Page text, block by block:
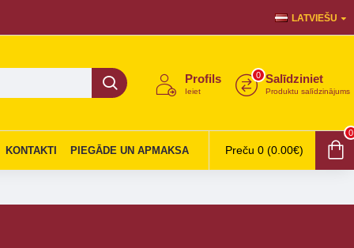
LATVIEŠU
Profils
Ieiet
Salīdziniet
Produktu salīdzinājums
0
KONTAKTI PIEGĀDE UN APMAKSA Preču 0 (0.00€)
0